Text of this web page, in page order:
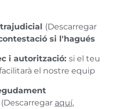
(Descarregar
si l'hagués
i autorització: si el teu
el nostre equip
aquí,